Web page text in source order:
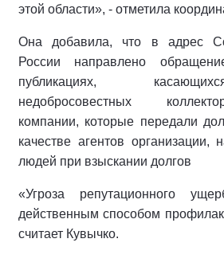
этой области», - отметила
Она добавила, что в адрес
России направлено
публикациях,
недобросовестных
компании, которые передали
качестве агентов
людей при взыскании долгов
«Угроза репутационного
действенным способом
считает Кувычко.